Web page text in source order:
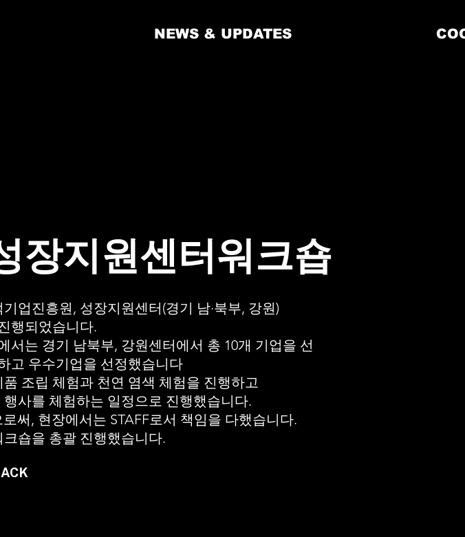
NEWS & UPDATES
장지원센터워크숍
업진흥원, 성장지원센터(경기 남·북부, 강원)
행되었습니다.
는 경기 남북부, 강원센터에서 총 10개 기업을 선
고 우수기업을 선정했습니다
조립 체험과 천연 염색 체험을 진행하고
사를 체험하는 일정으로 진행했습니다.
써, 현장에서는 STAFF로서 책임을 다했습니다.
숍을 총괄 진행했습니다.